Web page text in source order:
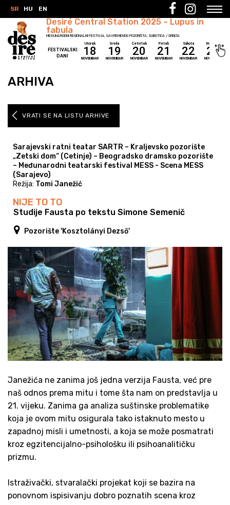
EN
SR HU
Desiré Central Station 2025 – Lupus in
fabula
MEĐUNARODNI REGIONALNI FESTIVAL SAVREMENOG POZORIŠTA, SUBOTICA / SRBIJA
FESTIVALSKI
DANI
Utorak
18
NOVEMBAR
Sreda
19
NOVEMBAR
Četvrtak
20
NOVEMBAR
Petak
21
NOVEMBAR
Subota
22
NOVEMBAR
Nedelja
23
NOVEMBAR
ARHIVA
VRATI SE NA LISTU ARHIVE
Sarajevski ratni teatar SARTR – Kraljevsko pozorište
„Zetski dom“ (Cetinje) – Beogradsko dramsko pozorište
– Međunarodni teatarski festival MESS - Scena MESS
(Sarajevo)
Režija: Tomi Janežić
NIJE TO TO
Fausta po tekstu Simone Semenič
Pozorište 'Kosztolányi Dezső'
Janežića ne zanima još jedna verzija Fausta, već pre
naš odnos prema mitu i tome šta nam on predstavlja u
21. vijeku. Zanima ga analiza suštinske problematike
koja je ovom mitu osigurala tako istaknuto mesto u
zapadnoj misli i umetnosti, a koja se može posmatrati
kroz egzitencijalno-psihološku ili psihoanalitičku
prizmu.
Istraživački, stvaralački projekat koji se bazira na
ponovnom ispisivanju dobro poznatih scena kroz